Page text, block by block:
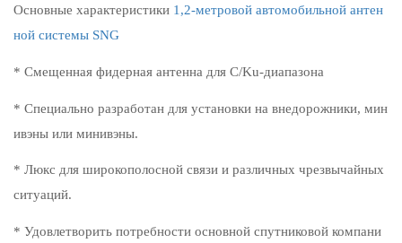
Основные характеристики 1,2-метровой автомобильной антен
ной системы SNG
* Смещенная фидерная антенна для C/Ku-диапазона
* Специально разработан для установки на внедорожники, мин
ивэны или минивэны.
* Люкс для широкополосной связи и различных чрезвычайных
ситуаций.
* Удовлетворить потребности основной спутниковой компани